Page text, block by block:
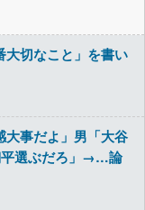
大切なこと」を書い
大事だよ」男「大谷
平選ぶだろ」→…論